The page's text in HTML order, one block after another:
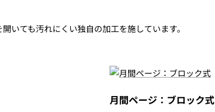
いても汚れにくい独自の加工を施しています。
月間ページ：ブロック式